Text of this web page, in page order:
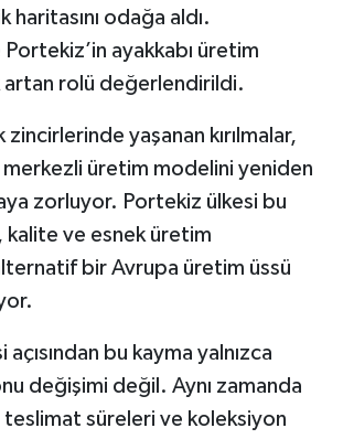
odağa aldı.
ayakkabı üretim
artan rolü değerlendirildi.
yaşanan kırılmalar,
merkezli üretim modelini yeniden
zorluyor. Portekiz ülkesi bu
kalite ve esnek üretim
bir Avrupa üretim üssü
bu kayma yalnızca
değişimi değil. Aynı zamanda
süreleri ve koleksiyon